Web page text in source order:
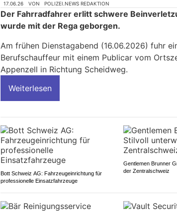
17.06.26 VON POLIZEI.NEWS REDAKTION
Der Fahrradfahrer erlitt schwere
wurde mit der Rega geborgen.
Am frühen Dienstagabend (16.06.2026) fuhr
Berufschauffeur mit einem Publicar vom
Appenzell in Richtung Scheidweg.
Weiterlesen
Bott Schweiz AG: Fahrzeugeinrichtung für
professionelle Einsatzfahrzeuge
Gentlemen Brunner
der Zentralschweiz